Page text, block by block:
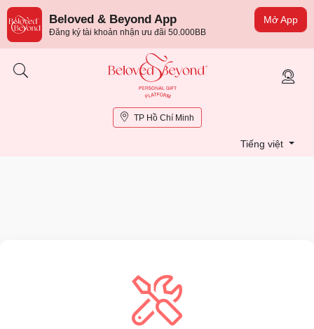
Mở App
Beloved & Beyond App
Đăng ký tài khoản nhận ưu đãi 50.000BB
TP Hồ Chí Minh
Tiếng việt